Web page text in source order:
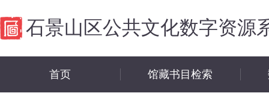
石景山区公共文化数字资源
首页 馆藏书目检索